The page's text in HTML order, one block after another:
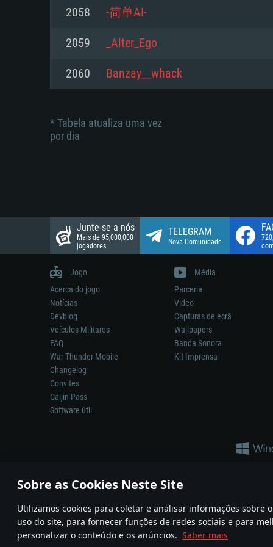
Sobre as Cookies Neste Site
Utilizamos cookies para coletar e analisar informações sobre
uso do site, para fornecer funções de redes sociais e para
personalizar o conteúdo e os anúncios. Saber mais
Disco: 23,1 GB
Network: Internet de banda larga.
Disco: 21,5 GB
Network: Internet de banda larga.
Disco: 21,5 GB
2058 -简单AI-
2059 _Alter_Ego
2060 Banzay__whack
* Tabela atualiza uma vez
por dia
Junte-se a nós
Mais de 95,000,000
jogadores
TELEGRAM
Nova Comunidade
Jogo
Acerca do jogo
Notícias
Devblog
Veículos Militares
FAQ
War Thunder Mobile
Changelog
Convites
Gaijin Pass
Software útil
Média
Parceria
Video
Capturas de ecrã
Wallpapers
Banda Sonora
Kit-Imprensa
A reprodução de qualquer sistema de armas ou veículo neste
© 2011—2026 Gaijin Games Kft. All trademarks, logos and brand
Termos e condições Termos de Serviço